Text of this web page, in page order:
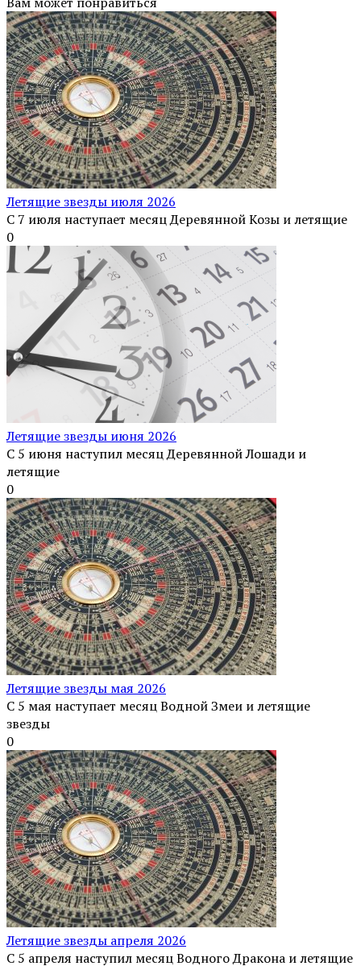
Летящие звезды июля 2026
С 7 июля наступает месяц Деревянной Козы и летящие
0
Летящие звезды июня 2026
С 5 июня наступил месяц Деревянной Лошади и
летящие
0
Летящие звезды мая 2026
С 5 мая наступает месяц Водной Змеи и летящие
звезды
0
Летящие звезды апреля 2026
С 5 апреля наступил месяц Водного Дракона и летящие